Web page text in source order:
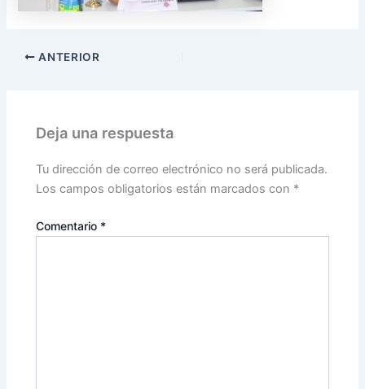
ANTERIOR
Deja una respuesta
Tu dirección de correo electrónico no será publicada.
Los campos obligatorios están marcados con *
Comentario *